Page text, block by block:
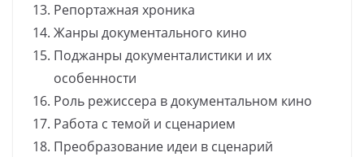
Репортажная хроника
Жанры документального кино
Поджанры документалистики и их
особенности
Роль режиссера в документальном кино
Работа с темой и сценарием
Преобразование идеи в сценарий